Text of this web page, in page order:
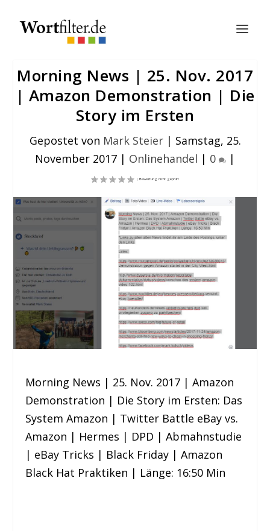
Morning News | 25. Nov. 2017
| Amazon Demonstration | Die
Story im Ersten
Gepostet von Mark Steier| Samstag, 25.
November 2017 | Onlinehandel | 0 |
Morning News | 25. Nov. 2017 | Amazon
Demonstration | Die Story im Ersten: Das
System Amazon | Twitter Battle eBay vs.
Amazon | Hermes | DPD | Abmahnstudie
| eBay Tricks | Black Friday | Amazon
Black Hat Praktiken | Länge: 16:50 Min